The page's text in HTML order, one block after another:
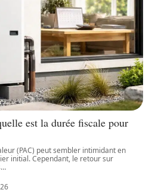
est la durée fiscale pour
(PAC) peut sembler intimidant en
initial. Cependant, le retour sur
…